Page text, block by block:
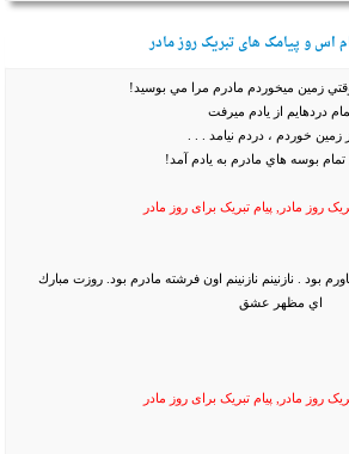
اس و پیامک های تبریک روز مادر
زمين ميخوردم مادرم مرا مي بوسيد!
دردهايم از يادم ميرفت
زمين خوردم ، دردم نيامد . . .
بوسه هاي مادرم به يادم آمد!
روز مادر, پیام تبریک برای روز مادر
بود . نازنينم نازنينم اون فرشته مادرم بود. روزت مبارك
اي مظهر عشق
روز مادر, پیام تبریک برای روز مادر